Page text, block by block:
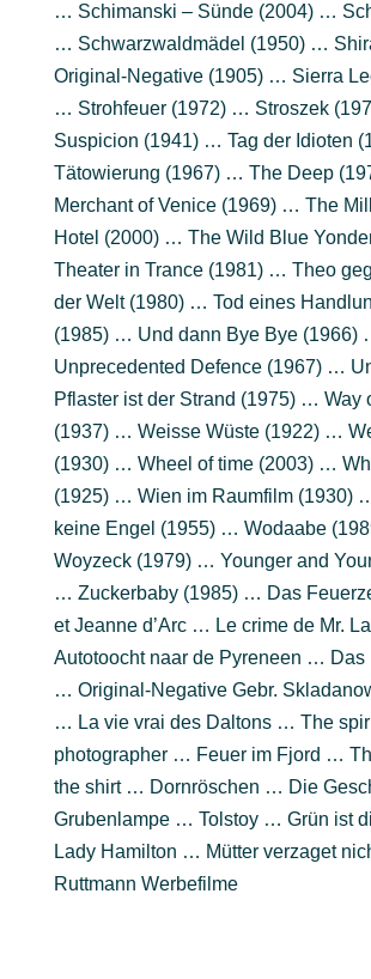
… Schimanski – Sünde (2004) …
… Schwarzwaldmädel (1950) …
Original-Negative (1905) … Sierra
… Strohfeuer (1972) … Stroszek
Suspicion (1941) … Tag der Idioten
Tätowierung (1967) … The Deep
Merchant of Venice (1969) … The
Hotel (2000) … The Wild Blue
Theater in Trance (1981) … Theo
der Welt (1980) … Tod eines
(1985) … Und dann Bye Bye (1966)
Unprecedented Defence (1967) …
Pflaster ist der Strand (1975) … Way
(1937) … Weisse Wüste (1922) …
(1930) … Wheel of time (2003) …
(1925) … Wien im Raumfilm (1930)
keine Engel (1955) … Wodaabe
Woyzeck (1979) … Younger and
… Zuckerbaby (1985) … Das
et Jeanne d’Arc … Le crime de Mr.
Autotoocht naar de Pyreneen … Das
… Original-Negative Gebr.
… La vie vrai des Daltons … The
photographer … Feuer im Fjord …
the shirt … Dornröschen … Die
Grubenlampe … Tolstoy … Grün ist
Lady Hamilton … Mütter verzaget
Ruttmann Werbefilme